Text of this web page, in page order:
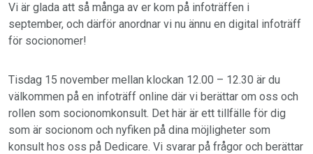
Vi är glada att så många av er kom på infoträffen i
september, och därför anordnar vi nu ännu en digital infoträff
för socionomer!
Tisdag 15 november mellan klockan 12.00 – 12.30 är du
välkommen på en infoträff online där vi berättar om oss och
rollen som socionomkonsult. Det här är ett tillfälle för dig
som är socionom och nyfiken på dina möjligheter som
konsult hos oss på Dedicare. Vi svarar på frågor och berättar